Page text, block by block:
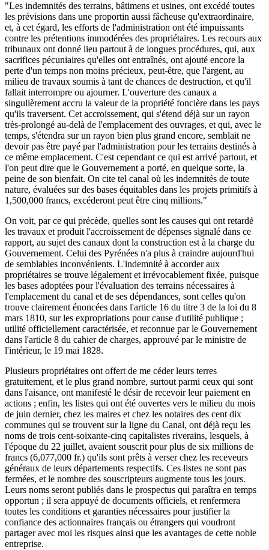
"Les indemnités des terrains, bâtimens et usines, ont excédé toutes
les prévisions dans une proportin aussi fâcheuse qu'extraordinaire,
et, à cet égard, les efforts de l'administration ont été impuissants
contre les prétentions immodérées des propriétaires. Les recours aux
tribunaux ont donné lieu partout à de longues procédures, qui, aux
sacrifices pécuniaires qu'elles ont entraînés, ont ajouté encore la
perte d'un temps non moins précieux, peut-être, que l'argent, au
milieu de travaux soumis à tant de chances de destruction, et qu'il
fallait interrompre ou ajourner. L'ouverture des canaux a
singulièrement accru la valeur de la propriété foncière dans les pays
qu'ils traversent. Cet accroissement, qui s'étend déjà sur un rayon
très-prolongé au-delà de l'emplacement des ouvrages, et qui, avec le
temps, s'étendra sur un rayon bien plus grand encore, semblait ne
devoir pas être payé par l'administration pour les terrains destinés à
ce même emplacement. C'est cependant ce qui est arrivé partout, et
l'on peut dire que le Gouvernement a porté, en quelque sorte, la
peine de son bienfait. On cite tel canal où les indemnités de toute
nature, évaluées sur des bases équitables dans les projets primitifs à
1,500,000 francs, excéderont peut être cinq millions."
On voit, par ce qui précède, quelles sont les causes qui ont retardé
les travaux et produit l'accroissement de dépenses signalé dans ce
rapport, au sujet des canaux dont la construction est à la charge du
Gouvernement. Celui des Pyrénées n'a plus à craindre aujourd'hui
de semblables inconvénients. L'indemnité à accorder aux
propriétaires se trouve légalement et irrévocablement fixée, puisque
les bases adoptées pour l'évaluation des terrains nécessaires à
l'emplacement du canal et de ses dépendances, sont celles qu'on
trouve clairement énoncées dans l'article 16 du titre 3 de la loi du 8
mars 1810, sur les expropriations pour cause d'utilité publique ;
utilité officiellement caractérisée, et reconnue par le Gouvernement
dans l'article 8 du cahier de charges, approuvé par le ministre de
l'intérieur, le 19 mai 1828.
Plusieurs propriétaires ont offert de me céder leurs terres
gratuitement, et le plus grand nombre, surtout parmi ceux qui sont
dans l'aisance, ont manifesté le désir de recevoir leur paiement en
actions ; enfin, les listes qui ont été ouvertes vers le milieu du mois
de juin dernier, chez les maires et chez les notaires des cent dix
communes qui se trouvent sur la ligne du Canal, ont déjà reçu les
noms de trois cent-soixante-cinq capitalistes riverains, lesquels, à
l'époque du 22 juillet, avaient souscrit pour plus de six millions de
francs (6,077,000 fr.) qu'ils sont prêts à verser chez les receveurs
généraux de leurs départements respectifs. Ces listes ne sont pas
fermées, et le nombre des souscripteurs augmente tous les jours.
Leurs noms seront publiés dans le prospectus qui paraîtra en temps
opportun ; il sera appuyé de documents officiels, et renfermera
toutes les conditions et garanties nécessaires pour justifier la
confiance des actionnaires français ou étrangers qui voudront
partager avec moi les risques ainsi que les avantages de cette noble
entreprise.